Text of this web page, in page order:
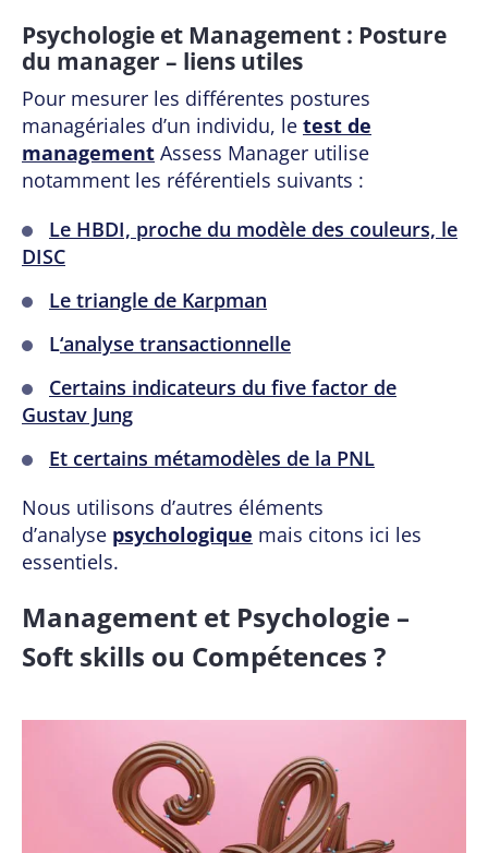
Psychologie et Management : Posture
du manager – liens utiles
Pour mesurer les différentes postures
managériales d’un individu, le test de
management Assess Manager utilise
notamment les référentiels suivants :
Le HBDI, proche du modèle des couleurs, le
DISC
Le triangle de Karpman
L‘analyse transactionnelle
Certains indicateurs du five factor de
Gustav Jung
Et certains métamodèles de la PNL
Nous utilisons d’autres éléments
d’analyse psychologique mais citons ici les
essentiels.
Management et Psychologie –
Soft skills ou Compétences ?